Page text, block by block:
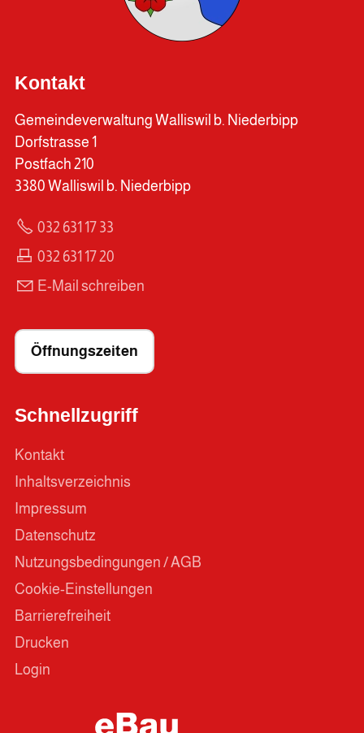
Kontakt
Gemeindeverwaltung Walliswil b. Niederbipp
Dorfstrasse 1
Postfach 210
3380 Walliswil b. Niederbipp
032 631 17 33
032 631 17 20
E-Mail schreiben
Öffnungszeiten
Schnellzugriff
Kontakt
Inhaltsverzeichnis
Impressum
Datenschutz
Nutzungsbedingungen / AGB
Cookie-Einstellungen
Barrierefreiheit
Drucken
Login